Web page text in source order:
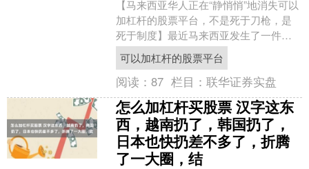
【马来西亚华人正在“静悄悄”地消失可以
加杠杆的股票平台，不是死于刀枪，是
死于制度】最近马来西亚发生了一件让
人心里很不舒服的事。7月25日，吉打州
务大臣沙努西在一....
可以加杠杆的股票平台
阅读：87 栏目：联华证券实盘
怎么加杠杆买股票 汉字这东
西，越南扔了，韩国扔了，
日本也快扔差不多了，折腾
了一大圈，结